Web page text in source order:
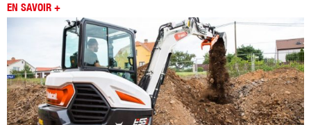
EN SAVOIR +